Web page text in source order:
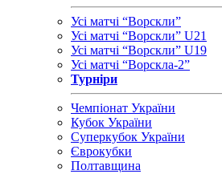
Усі матчі “Ворскли”
Усі матчі “Ворскли” U21
Усі матчі “Ворскли” U19
Усі матчі “Ворскла-2”
Турніри
Чемпіонат України
Кубок України
Суперкубок України
Єврокубки
Полтавщина